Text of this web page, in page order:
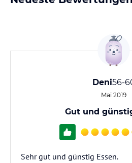
Deni56-
Mai 2019
Gut und
Sehr gut und günstig Essen.